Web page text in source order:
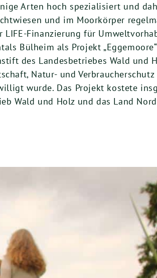
Arten hoch spezialisiert und
und im Moorkörper
LIFE-Finanzierung für
Bülheim als Projekt
des Landesbetriebes Wald und
Natur- und Verbraucherschutz
wurde. Das Projekt kostete
Wald und Holz und das Land